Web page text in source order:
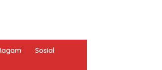
Sosial